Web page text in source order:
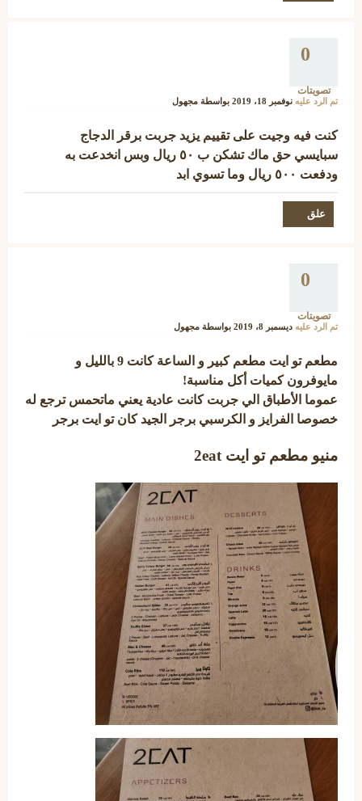
0
تصويتات
تم الرد عليه نوفمبر 18، 2019 بواسطة مجهول
كنت فيه وجيت على تقييم يزيد جربت برقر الدجاج
سبايسي حق ماك تشكن ب ٥٠ ريال وبس انخدعت به
ودفعت ٥٠٠ ريال وما تسوي ابد
0
تصويتات
تم الرد عليه ديسمبر 8، 2019 بواسطة مجهول
مطعم تو ايت مطعم كبير و الساعة كانت 9 بالليل و
مايوفرون كميات أكل مناسبة!
عموما الأطباق الي جربت كانت عادية يعني ماتحمس ترجع له
خصوصا الفرايز و الكرسبي برجر الجيد كان تو ايت برجر
منيو مطعم تو ايت 2eat